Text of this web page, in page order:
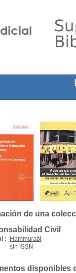
de una
Civil
:
Hammurabi
sin ISSN
disponibles